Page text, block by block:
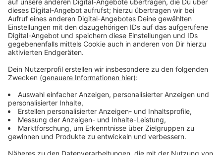
Anzeige
In Kamp-Lintfort zum Beispiel starten die Maßnahmen
heute (27.04). Da müssen laut Stadt auch einzelne
Straßenabschnitte, Schulhöfe, Spielplätze und
Kindergärten kurzzeitig gesperrt werden. In Wesel
werden insgesamt rund 2.300 Bäume behandelt - der
Start ist am 4. Mai. Auch der Kreis Wesel arbeitet
bereits seit Mitte April an Kreisstraßen und
kreiseigenen Flächen. Die Sprüharbeiten sollen
teilweise früh morgens losgehen und bis in den Abend
laufen.